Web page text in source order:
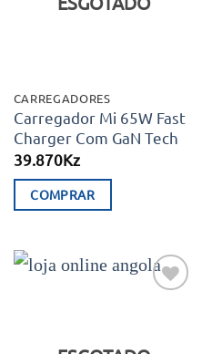
CARREGADORES
Carregador Mi 65W Fast
Charger Com GaN Tech
39.870Kz
COMPRAR